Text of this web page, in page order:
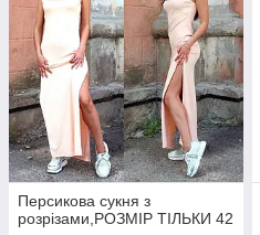
Персикова сукня з
розрізами,РОЗМІР ТІЛЬКИ 42